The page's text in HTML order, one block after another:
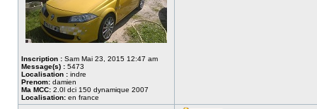
Inscription : Sam Mai 23, 2015 12:47 am
Message(s) : 5473
Localisation : indre
Prenom: damien
Ma MCC: 2.0l dci 150 dynamique 2007
Localisation: en france